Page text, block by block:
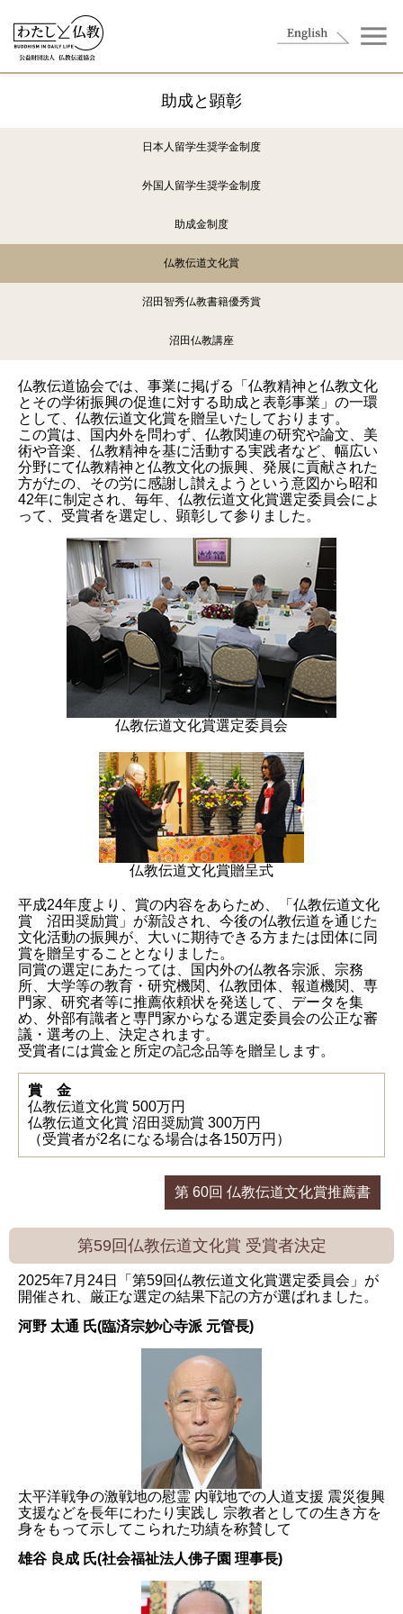
助成と顕彰
日本人留学生奨学金制度
外国人留学生奨学金制度
助成金制度
仏教伝道文化賞
沼田智秀仏教書籍優秀賞
沼田仏教講座
仏教伝道協会では、事業に掲げる「仏教精神と仏教文化
とその学術振興の促進に対する助成と表彰事業」の一環
として、仏教伝道文化賞を贈呈いたしております。
この賞は、国内外を問わず、仏教関連の研究や論文、美
術や音楽、仏教精神を基に活動する実践者など、幅広い
分野にて仏教精神と仏教文化の振興、発展に貢献された
方がたの、その労に感謝し讃えようという意図から昭和
42年に制定され、毎年、仏教伝道文化賞選定委員会によ
って、受賞者を選定し、顕彰して参りました。
仏教伝道文化賞選定委員会
仏教伝道文化賞贈呈式
平成24年度より、賞の内容をあらため、「仏教伝道文化
賞 沼田奨励賞」が新設され、今後の仏教伝道を通じた
文化活動の振興が、大いに期待できる方または団体に同
賞を贈呈することとなりました。
同賞の選定にあたっては、国内外の仏教各宗派、宗務
所、大学等の教育・研究機関、仏教団体、報道機関、専
門家、研究者等に推薦依頼状を発送して、データを集
め、外部有識者と専門家からなる選定委員会の公正な審
議・選考の上、決定されます。
受賞者には賞金と所定の記念品等を贈呈します。
賞 金
仏教伝道文化賞 500万円
仏教伝道文化賞 沼田奨励賞 300万円
（受賞者が2名になる場合は各150万円）
第 60回 仏教伝道文化賞推薦書
第59回仏教伝道文化賞 受賞者決定
2025年7月24日「第59回仏教伝道文化賞選定委員会」が
開催され、厳正な選定の結果下記の方が選ばれました。
河野 太通 氏(臨済宗妙心寺派 元管長)
太平洋戦争の激戦地の慰霊 内戦地での人道支援 震災復興
支援などを長年にわたり実践し 宗教者としての生き方を
身をもって示してこられた功績を称賛して
雄谷 良成 氏(社会福祉法人佛子園 理事長)